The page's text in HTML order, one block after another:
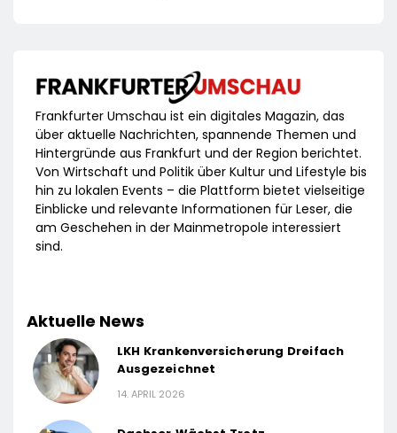
Frankfurter Umschau ist ein digitales Magazin, das
über aktuelle Nachrichten, spannende Themen und
Hintergründe aus Frankfurt und der Region berichtet.
Von Wirtschaft und Politik über Kultur und Lifestyle bis
hin zu lokalen Events – die Plattform bietet vielseitige
Einblicke und relevante Informationen für Leser, die
am Geschehen in der Mainmetropole interessiert
sind.
Aktuelle News
LKH Krankenversicherung Dreifach
Ausgezeichnet
14. APRIL 2026